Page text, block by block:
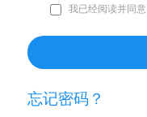
我已经阅读并同意
忘记密码？